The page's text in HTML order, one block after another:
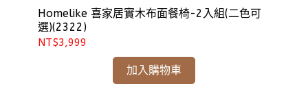
Homelike 喜家居實木布面餐椅-2入組(二色可
選)(2322)
NT$3,999
加入購物車